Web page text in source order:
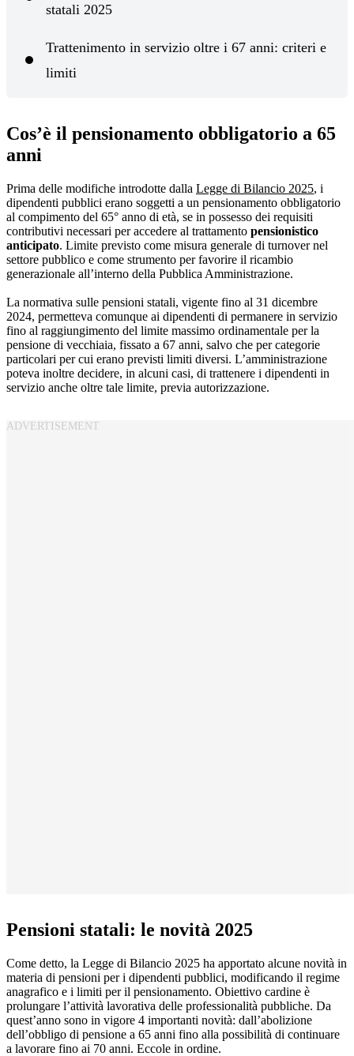
statali 2025
Trattenimento in servizio oltre i 67 anni: criteri e
limiti
Cos’è il pensionamento obbligatorio a 65
anni
Prima delle modifiche introdotte dalla Legge di Bilancio 2025, i
dipendenti pubblici erano soggetti a un pensionamento obbligatorio
al compimento del 65° anno di età, se in possesso dei requisiti
contributivi necessari per accedere al trattamento pensionistico
anticipato. Limite previsto come misura generale di turnover nel
settore pubblico e come strumento per favorire il ricambio
generazionale all’interno della Pubblica Amministrazione.
La normativa sulle pensioni statali, vigente fino al 31 dicembre
2024, permetteva comunque ai dipendenti di permanere in servizio
fino al raggiungimento del limite massimo ordinamentale per la
pensione di vecchiaia, fissato a 67 anni, salvo che per categorie
particolari per cui erano previsti limiti diversi. L’amministrazione
poteva inoltre decidere, in alcuni casi, di trattenere i dipendenti in
servizio anche oltre tale limite, previa autorizzazione.
Pensioni statali: le novità 2025
Come detto, la Legge di Bilancio 2025 ha apportato alcune novità in
materia di pensioni per i dipendenti pubblici, modificando il regime
anagrafico e i limiti per il pensionamento. Obiettivo cardine è
prolungare l’attività lavorativa delle professionalità pubbliche. Da
quest’anno sono in vigore 4 importanti novità: dall’abolizione
dell’obbligo di pensione a 65 anni fino alla possibilità di continuare
a lavorare fino ai 70 anni. Eccole in ordine.